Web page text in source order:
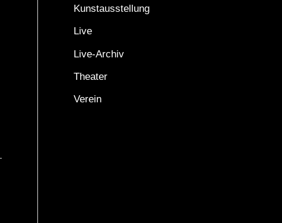
Kunstausstellung
Live
Live-Archiv
Theater
Verein